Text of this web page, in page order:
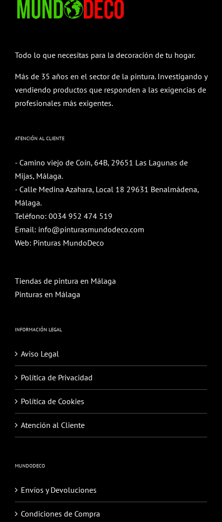
Todo lo que necesitas para la decoración de tu hogar.
Más de 35 años en el sector de la pintura. Investigando y
vendiendo productos que responden a las exigencias de
profesionales más exigentes.
ATENCIÓN AL CLIENTE
- Camino viejo de Coín, 64B, 29651 Las Lagunas de
Mijas, Málaga.
- Calle Medina Azahara, Local 18 29631 Benalmádena,
Málaga.
Teléfono: 0034 952 474 519
Email: info@pinturasmundodeco.com
Web: Pinturas MundoDeco
Tiendas de pintura en Málaga
Pinturas en Málaga
INFORMACIÓN LEGAL
Aviso Legal
Política de Privacidad
Política de Cookies
Atención al Cliente
MUNDODECO
Envíos y Devoluciones
Condiciones de Compra